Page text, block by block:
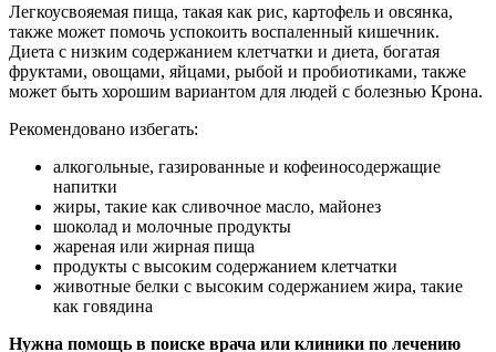
Легкоусвояемая пища, такая как рис, картофель и овсянка,
также может помочь успокоить воспаленный кишечник.
Диета с низким содержанием клетчатки и диета, богатая
фруктами, овощами, яйцами, рыбой и пробиотиками, также
может быть хорошим вариантом для людей с болезнью Крона.
Рекомендовано избегать:
алкогольные, газированные и кофеиносодержащие
напитки
жиры, такие как сливочное масло, майонез
шоколад и молочные продукты
жареная или жирная пища
продукты с высоким содержанием клетчатки
животные белки с высоким содержанием жира, такие
как говядина
Нужна помощь в поиске врача или клиники по лечению